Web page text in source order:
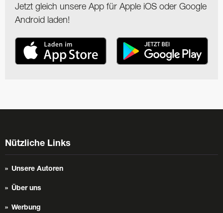
Jetzt gleich unsere App für Apple iOS oder Google
Android laden!
Nützliche Links
Unsere Autoren
Über uns
Werbung